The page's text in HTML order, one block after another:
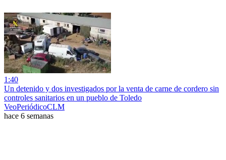
1:40
Un detenido y dos investigados por la venta de carne de cordero sin
controles sanitarios en un pueblo de Toledo
VeoPeriódicoCLM
hace 6 semanas